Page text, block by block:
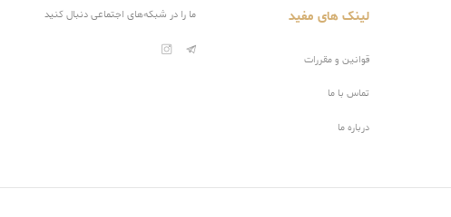
لینک های مفید
قوانین و مقررات
تماس با ما
درباره ما
ما را در شبکه‌های اجتماعی دنبال کنید